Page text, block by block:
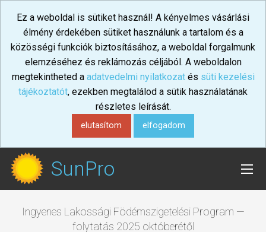
Ez a weboldal is sütiket használ! A kényelmes vásárlási
élmény érdekében sütiket használunk a tartalom és a
közösségi funkciók biztosításához, a weboldal forgalmunk
elemzéséhez és reklámozás céljából. A weboldalon
megtekintheted a adatvedelmi nyilatkozatés süti kezelési
tájékoztatót, ezekben megtalálod a sütik használatának
részletes leírását.
elutasítom elfogadom
SunPro
Ingyenes Lakossági Födémszigetelési Program —
folytatás 2025 októberétől